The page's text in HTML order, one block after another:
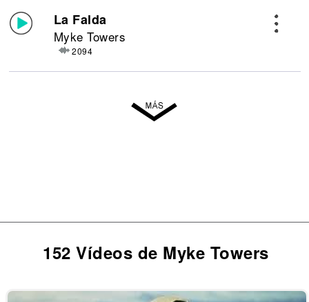
La Falda
Myke Towers
2094
152 Vídeos de Myke Towers